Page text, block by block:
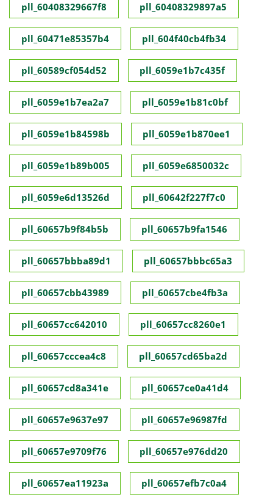
pll_60408329667f8 pll_60408329897a5
pll_60471e85357b4 pll_604f40cb4fb34
pll_60589cf054d52 pll_6059e1b7c435f
pll_6059e1b7ea2a7 pll_6059e1b81c0bf
pll_6059e1b84598b pll_6059e1b870ee1
pll_6059e1b89b005 pll_6059e6850032c
pll_6059e6d13526d pll_60642f227f7c0
pll_60657b9f84b5b pll_60657b9fa1546
pll_60657bbba89d1 pll_60657bbbc65a3
pll_60657cbb43989 pll_60657cbe4fb3a
pll_60657cc642010 pll_60657cc8260e1
pll_60657cccea4c8 pll_60657cd65ba2d
pll_60657cd8a341e pll_60657ce0a41d4
pll_60657e9637e97 pll_60657e96987fd
pll_60657e9709f76 pll_60657e976dd20
pll_60657ea11923a pll_60657efb7c0a4